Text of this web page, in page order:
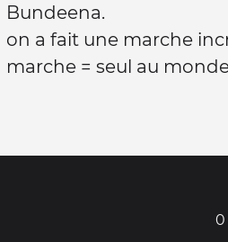
Bundeena.
on a fait une marche
marche = seul au
0